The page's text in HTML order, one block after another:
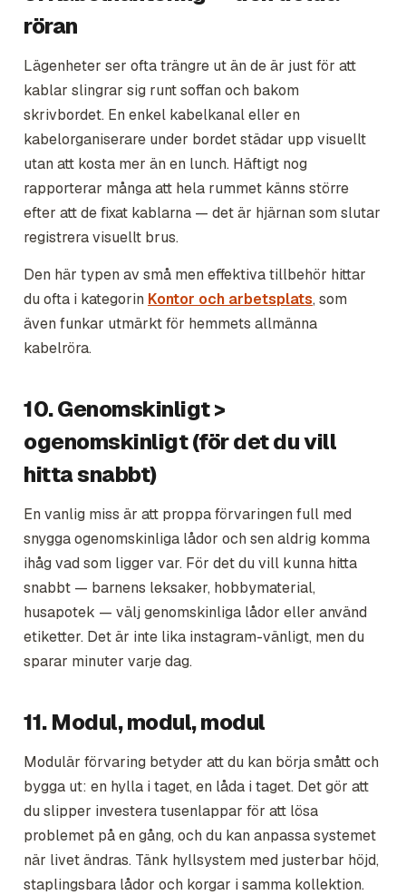
röran
Lägenheter ser ofta trängre ut än de är just för att
kablar slingrar sig runt soffan och bakom
skrivbordet. En enkel kabelkanal eller en
kabelorganiserare under bordet städar upp visuellt
utan att kosta mer än en lunch. Häftigt nog
rapporterar många att hela rummet känns större
efter att de fixat kablarna — det är hjärnan som slutar
registrera visuellt brus.
Den här typen av små men effektiva tillbehör hittar
du ofta i kategorin Kontor och arbetsplats, som
även funkar utmärkt för hemmets allmänna
kabelröra.
10. Genomskinligt >
ogenomskinligt (för det du vill
hitta snabbt)
En vanlig miss är att proppa förvaringen full med
snygga ogenomskinliga lådor och sen aldrig komma
ihåg vad som ligger var. För det du vill kunna hitta
snabbt — barnens leksaker, hobbymaterial,
husapotek — välj genomskinliga lådor eller använd
etiketter. Det är inte lika instagram-vänligt, men du
sparar minuter varje dag.
11. Modul, modul, modul
Modulär förvaring betyder att du kan börja smått och
bygga ut: en hylla i taget, en låda i taget. Det gör att
du slipper investera tusenlappar för att lösa
problemet på en gång, och du kan anpassa systemet
när livet ändras. Tänk hyllsystem med justerbar höjd,
staplingsbara lådor och korgar i samma kollektion.